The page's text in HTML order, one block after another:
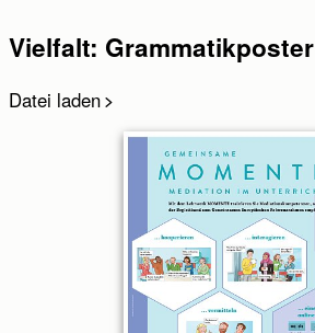
Vielfalt: Grammatikposter
Datei laden